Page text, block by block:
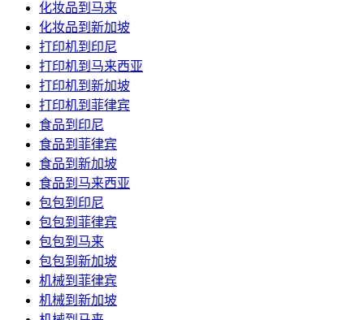
化妆品到马来
化妆品到新加坡
打印机到印尼
打印机到马来西亚
打印机到新加坡
打印机到菲律宾
食品到印尼
食品到菲律宾
食品到新加坡
食品到马来西亚
包包到印尼
包包到菲律宾
包包到马来
包包到新加坡
机械到菲律宾
机械到新加坡